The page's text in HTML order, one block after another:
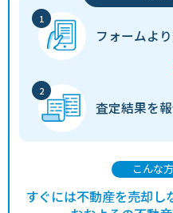
フォームより
査定結果を
こんな
すぐには不動産を売却し